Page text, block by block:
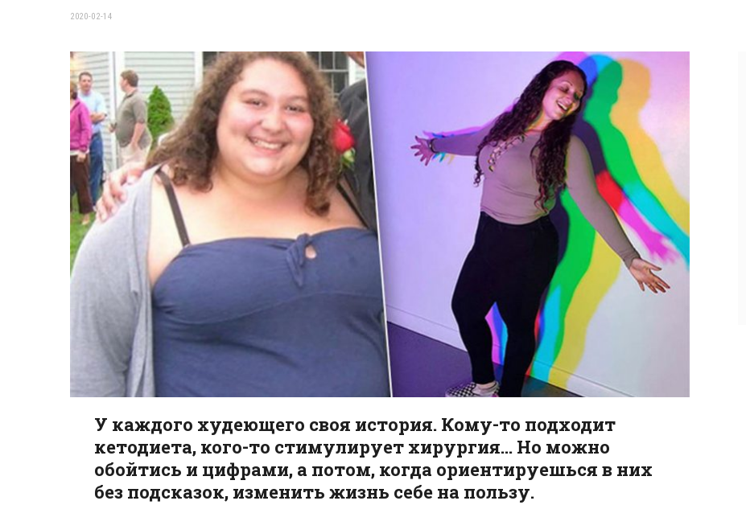
2020-02-14
У каждого худеющего своя история. Кому-то подходит
кетодиета, кого-то стимулирует хирургия… Но можно
обойтись и цифрами, а потом, когда ориентируешься в них
без подсказок, изменить жизнь себе на пользу.